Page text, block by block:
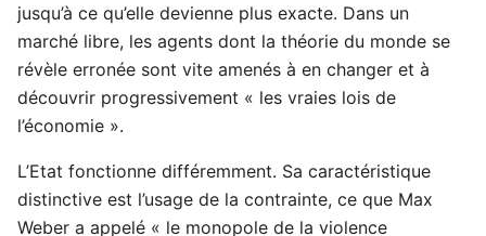
jusqu’à ce qu’elle devienne plus exacte. Dans un
marché libre, les agents dont la théorie du monde se
révèle erronée sont vite amenés à en changer et à
découvrir progressivement « les vraies lois de
l’économie ».
L’Etat fonctionne différemment. Sa caractéristique
distinctive est l’usage de la contrainte, ce que Max
Weber a appelé « le monopole de la violence